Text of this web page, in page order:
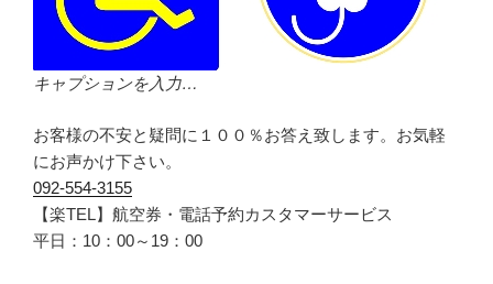
キャプションを入力…
お客様の不安と疑問に１００％お答え致します。お気軽
にお声かけ下さい。
092-554-3155
【楽TEL】航空券・電話予約カスタマーサービス
平日：10：00～19：00